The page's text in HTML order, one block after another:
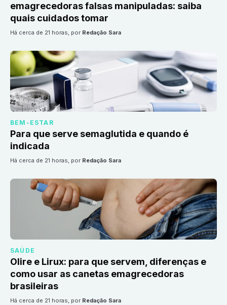
emagrecedoras falsas manipuladas: saiba
quais cuidados tomar
há cerca de 21 horas, por Redação Sara
BEM-ESTAR
Para que serve semaglutida e quando é
indicada
há cerca de 21 horas, por Redação Sara
SAÚDE
Olire e Lirux: para que servem, diferenças e
como usar as canetas emagrecedoras
brasileiras
há cerca de 21 horas, por Redação Sara